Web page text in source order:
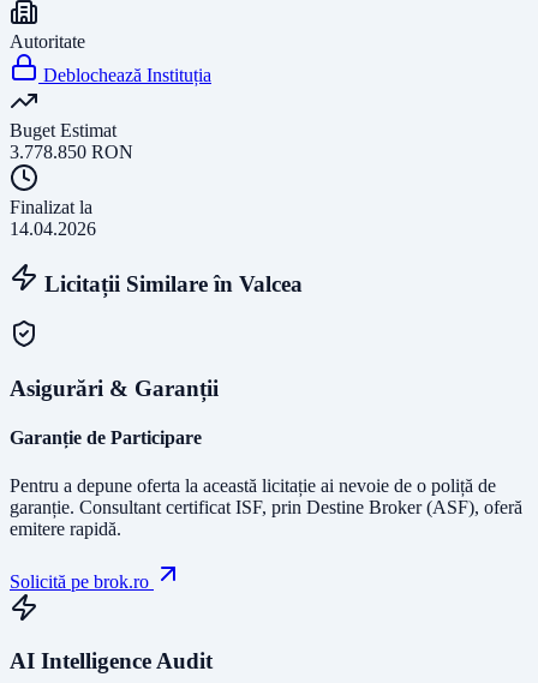
Autoritate
Deblochează Instituția
Buget Estimat
3.778.850 RON
Finalizat la
14.04.2026
Licitații Similare în Valcea
Asigurări & Garanții
Garanție de Participare
Pentru a depune oferta la această licitație ai nevoie de o poliță de
garanție. Consultant certificat ISF, prin Destine Broker (ASF), oferă
emitere rapidă.
Solicită pe brok.ro
AI Intelligence Audit